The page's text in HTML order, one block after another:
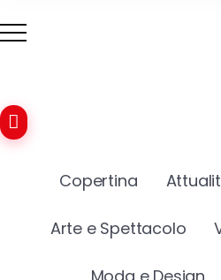
Copertina
Arte e Spettacolo